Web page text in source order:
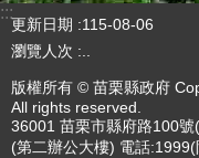
:::
更新日期
115-08-06
瀏覽人次
版權所有 © 苗栗縣政府
All rights reserved.
36001 苗栗市縣府路100
(第二辦公大樓) 電話